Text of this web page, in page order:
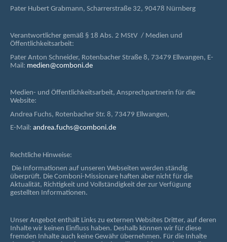
Pater Hubert Grabmann, Scharrerstraße 32, 90478 Nürnberg
Verantwortlicher gemäß § 18 Abs. 2 MStV / Medien und
Öffentlichkeitsarbeit:
Pater Anton Schneider, Rotenbacher Straße 8, 73479 Ellwangen, E-
Mail: medien@comboni.de
Medien- und Öffentlichkeitsarbeit, Ansprechpartnerin für die
Website:
Andrea Fuchs, Rotenbacher Str. 8, 73479 Ellwangen,
E-Mail: andrea.fuchs@comboni.de
Rechtliche Hinweise:
Die Informationen auf unseren Webseiten werden ständig
überprüft. Die Comboni-Missionare haften aber nicht für die
Aktualität, Richtigkeit und Vollständigkeit der zur Verfügung
gestellten Informationen.
Unser Angebot enthält Links zu externen Websites Dritter, auf deren
Inhalte wir keinen Einfluss haben. Deshalb können wir für diese
fremden Inhalte auch keine Gewähr übernehmen. Für die Inhalte